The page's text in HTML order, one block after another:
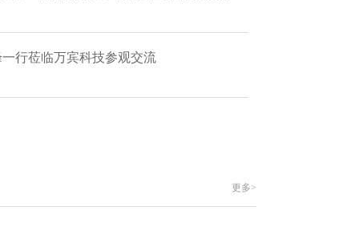
行莅临万宾科技参观交流
更多>